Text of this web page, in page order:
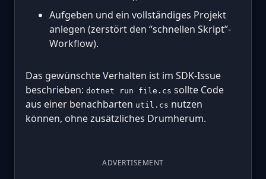
Aufgeben und ein vollständiges Projekt
anlegen (zerstört den “schnellen Skript”-
Workflow).
Das gewünschte Verhalten ist im SDK-Issue
beschrieben: dotnet run file.cs sollte Code
aus einer benachbarten util.cs nutzen
können, ohne zusätzliches Drumherum.
ADVERTISEMENT